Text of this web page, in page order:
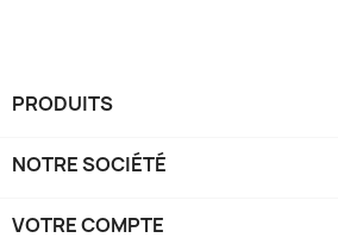
PRODUITS
NOTRE SOCIÉTÉ
VOTRE COMPTE